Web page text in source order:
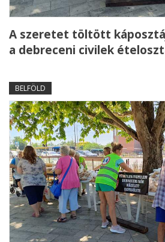
A szeretet töltött
a debreceni civilek
BELFÖLD